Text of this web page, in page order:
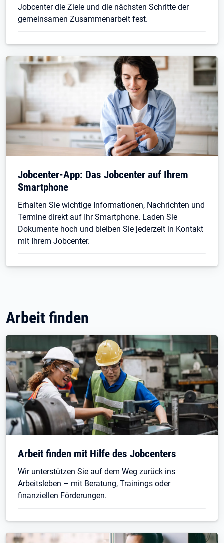
Jobcenter die Ziele und die nächsten Schritte der
gemeinsamen Zusammenarbeit fest.
Jobcenter-App: Das Jobcenter auf Ihrem
Smartphone
Erhalten Sie wichtige Informationen, Nachrichten und
Termine direkt auf Ihr Smartphone. Laden Sie
Dokumente hoch und bleiben Sie jederzeit in Kontakt
mit Ihrem Jobcenter.
Arbeit finden
Arbeit finden mit Hilfe des Jobcenters
Wir unterstützen Sie auf dem Weg zurück ins
Arbeitsleben – mit Beratung, Trainings oder
finanziellen Förderungen.